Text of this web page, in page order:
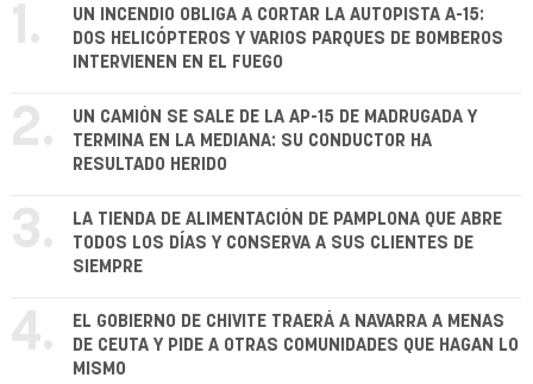
1.
UN INCENDIO OBLIGA A CORTAR LA AUTOPISTA A-15:
DOS HELICÓPTEROS Y VARIOS PARQUES DE BOMBEROS
INTERVIENEN EN EL FUEGO
2.
UN CAMIÓN SE SALE DE LA AP-15 DE MADRUGADA Y
TERMINA EN LA MEDIANA: SU CONDUCTOR HA
RESULTADO HERIDO
3.
LA TIENDA DE ALIMENTACIÓN DE PAMPLONA QUE ABRE
TODOS LOS DÍAS Y CONSERVA A SUS CLIENTES DE
SIEMPRE
4.
EL GOBIERNO DE CHIVITE TRAERÁ A NAVARRA A MENAS
DE CEUTA Y PIDE A OTRAS COMUNIDADES QUE HAGAN LO
MISMO